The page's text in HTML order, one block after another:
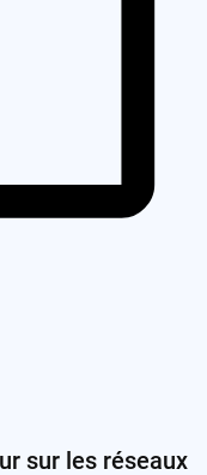
sur les réseaux